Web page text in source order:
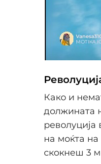
Како и
должината
на моќта на
скокнеш 3